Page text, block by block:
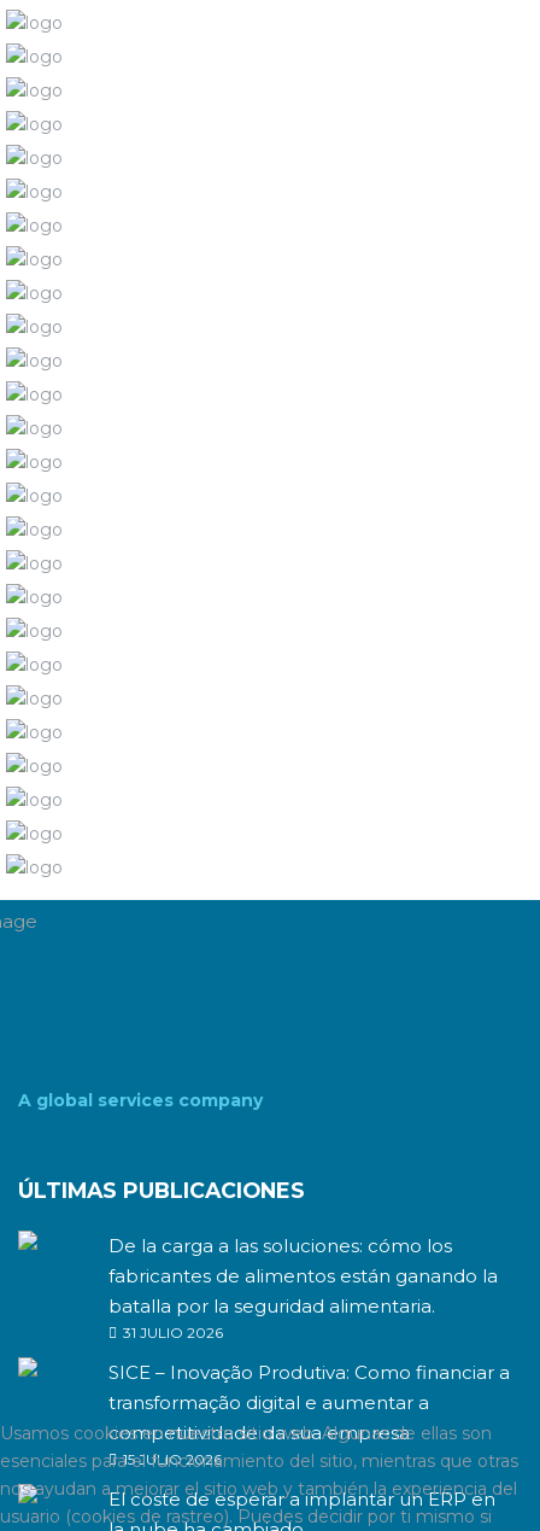
A global services company
ÚLTIMAS PUBLICACIONES
De la carga a las soluciones: cómo los
fabricantes de alimentos están ganando la
batalla por la seguridad alimentaria.
31 JULIO 2026
SICE – Inovação Produtiva: Como financiar a
transformação digital e aumentar a
competitividade da sua empresa
15 JULIO 2026
El coste de esperar a implantar un ERP en
Usamos cookies en nuestro sitio web. Algunas de ellas son
esenciales para el funcionamiento del sitio, mientras que otras
nos ayudan a mejorar el sitio web y también la experiencia del
usuario (cookies de rastreo). Puedes decidir por ti mismo si